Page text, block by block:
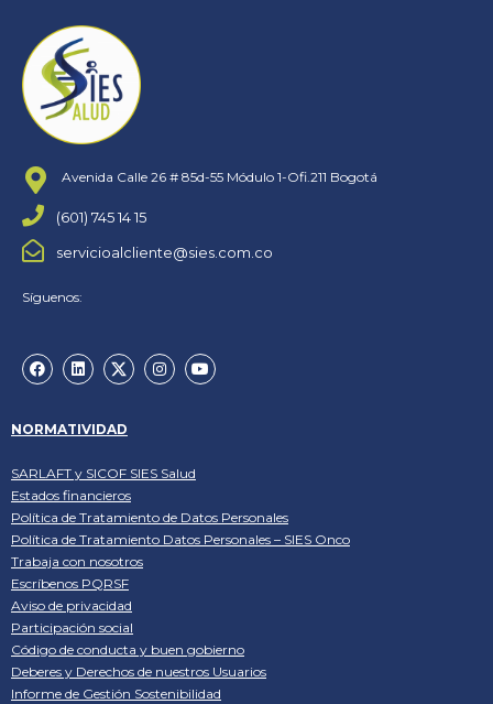
Avenida Calle 26 # 85d-55 Módulo 1-Ofi.211 Bogotá
(601) 745 14 15
servicioalcliente@sies.com.co
Síguenos:
NORMATIVIDAD
SARLAFT y SICOF SIES Salud
Estados financieros
Política de Tratamiento de Datos Personales
Política de Tratamiento Datos Personales – SIES Onco
Trabaja con nosotros
Escríbenos PQRSF
Aviso de privacidad
Participación social
Código de conducta y buen gobierno
Deberes y Derechos de nuestros Usuarios
Informe de Gestión Sostenibilidad